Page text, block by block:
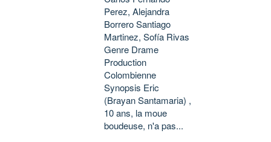
Perez, Alejandra
Borrero Santiago
Martinez, Sofía Rivas
Genre Drame
Production
Colombienne
Synopsis Eric
(Brayan Santamaria) ,
10 ans, la moue
boudeuse, n'a pas...